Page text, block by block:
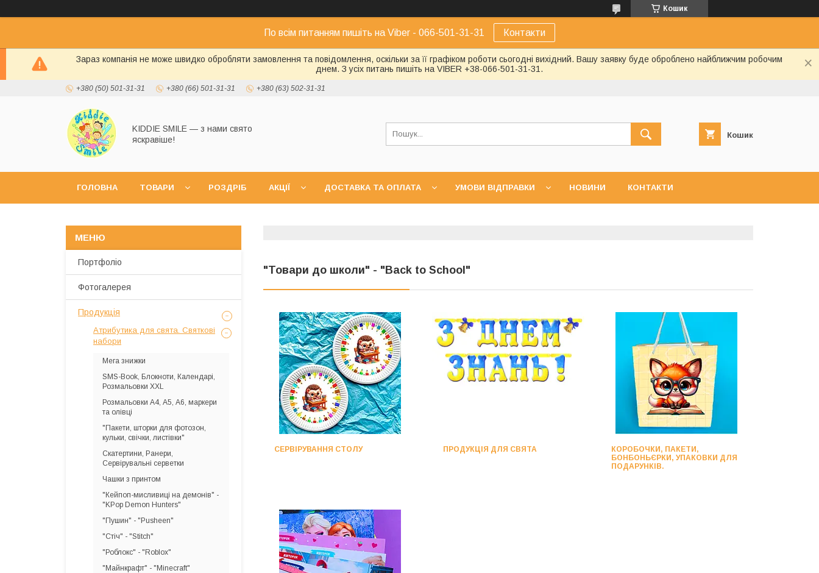
Кошик
По всім питанням пишіть на Viber - 066-501-31-31 Контакти
Зараз компанія не може швидко обробляти замовлення та повідомлення, оскільки за її графіком роботи сьогодні вихідний. Вашу заявку буде оброблено найближчим робочим
днем. З усіх питань пишіть на VIBER +38-066-501-31-31.
+380 (50) 501-31-31 +380 (66) 501-31-31 +380 (63) 502-31-31
KIDDIE SMILE — з нами свято
яскравіше!
Кошик
ГОЛОВНА ТОВАРИ РОЗДРІБ АКЦІЇ ДОСТАВКА ТА ОПЛАТА УМОВИ ВІДПРАВКИ НОВИНИ КОНТАКТИ
"Товари до школи" - "Back to School"
СЕРВІРУВАННЯ СТОЛУ ПРОДУКЦІЯ ДЛЯ СВЯТА
КОРОБОЧКИ, ПАКЕТИ,
БОНБОНЬЄРКИ, УПАКОВКИ ДЛЯ
ПОДАРУНКІВ.
Портфоліо
Фотогалерея
Продукція
Атрибутика для свята. Святкові
набори
Мега знижки
SMS-Book, Блокноти, Календарі,
Розмальовки XXL
Розмальовки А4, А5, А6, маркери
та олівці
"Пакети, шторки для фотозон,
кульки, свічки, листівки"
Скатертини, Ранери,
Сервірувальні серветки
Чашки з принтом
"Кейпоп-мисливиці на демонів" -
"KPop Demon Hunters"
"Пушин" - "Pusheen"
"Стіч" - "Stitch"
"Роблокс" - "Roblox"
"Майнкрафт" - "Minecraft"